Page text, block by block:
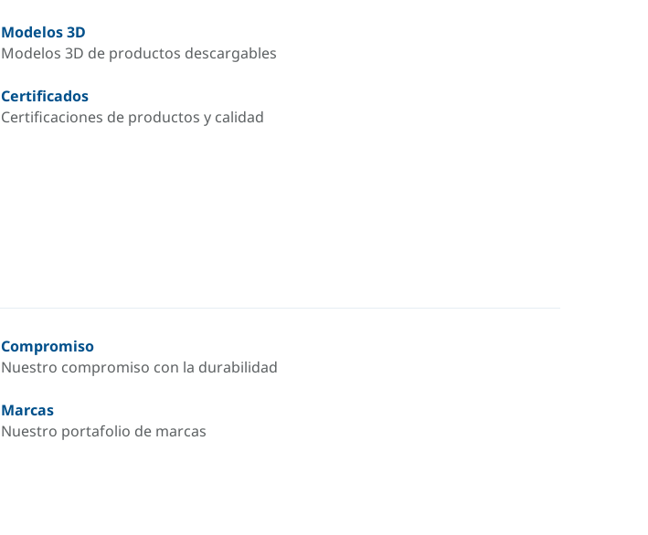
Modelos 3D
Modelos 3D de productos descargables
Certificados
Certificaciones de productos y calidad
Compromiso
Nuestro compromiso con la durabilidad
Marcas
Nuestro portafolio de marcas